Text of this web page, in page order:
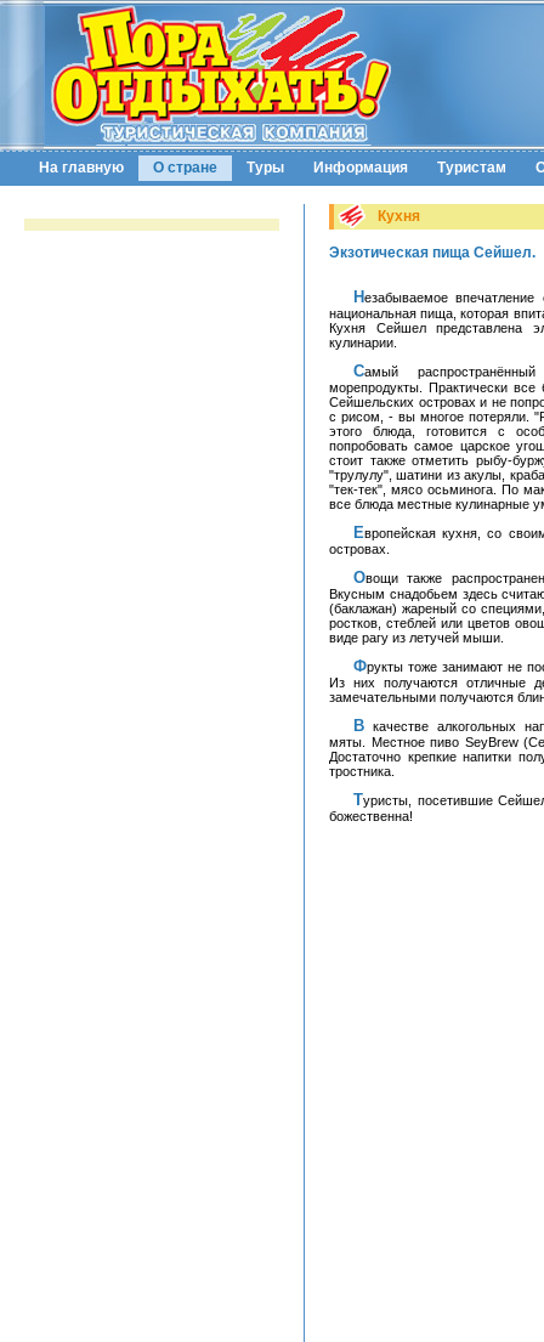
На главную О стране Туры Информация Туристам
Кухня
Экзотическая пища Сейшел.
Незабываемое впечатление об отдыхе на Сейшельских островах оставит у вас
национальная пища, которая
Кухня Сейшел представлена
кулинарии.
Самый распространённый ингридиент местной кухни – всевозможные
морепродукты. Практически
Сейшельских островах и не
с рисом, - вы многое потеряли.
этого блюда, готовится с
попробовать самое царское
стоит также отметить рыбу-
"трулулу", шатини из акулы,
"тек-тек", мясо осьминога. По
все блюда местные кулинарные
Европейская кухня, со своим стандартным набором блюд, также присутствует на
островах.
Овощи также распространены для приготовления незабываемой райской пищи.
Вкусным снадобьем здесь
(баклажан) жареный со
ростков, стеблей или цветов
виде рагу из летучей мыши.
Фрукты тоже занимают не последние позиции в кулинарных шедеврах сейшельцев.
Из них получаются отличные
замечательными получаются
В качестве алкогольных напитков островитяне употребляют настойку лимонной
мяты. Местное пиво SeyBrew
Достаточно крепкие напитки
тростника.
Туристы, посетившие Сейшелы, в один голос утверждают, что пища на островах -
божественна!